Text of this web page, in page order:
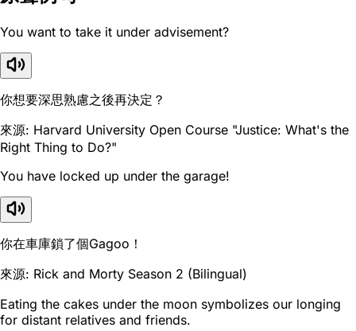
You want to take it under advisement?
你想要深思熟慮之後再決定？
來源: Harvard University Open Course "Justice: What's the
Right Thing to Do?"
You have locked up under the garage!
你在車庫鎖了個Gagoo！
來源: Rick and Morty Season 2 (Bilingual)
Eating the cakes under the moon symbolizes our longing
for distant relatives and friends.